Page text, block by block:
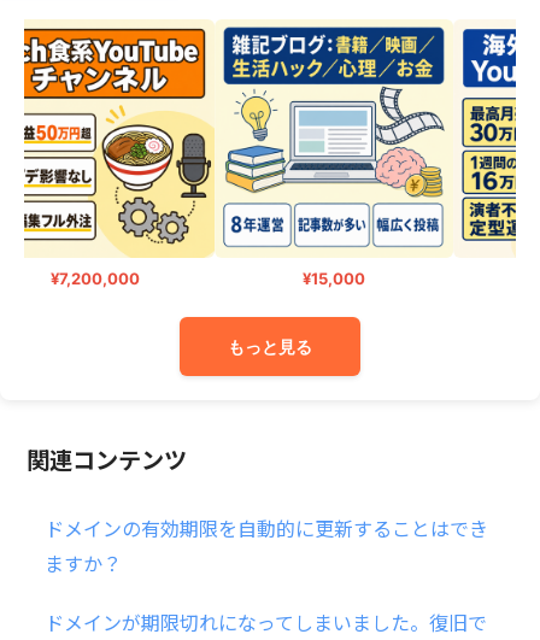
¥7,200,000 ¥15,000
もっと見る
関連コンテンツ
ドメインの有効期限を自動的に更新することはでき
ますか？
ドメインが期限切れになってしまいました。復旧で